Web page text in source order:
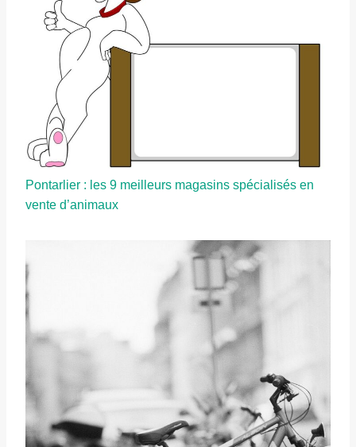
Pontarlier : les 9 meilleurs magasins spécialisés en
vente d’animaux